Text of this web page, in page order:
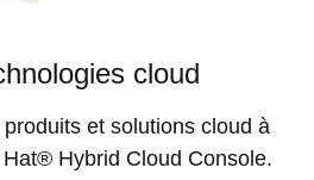
cloud
et solutions cloud à
Hybrid Cloud Console.